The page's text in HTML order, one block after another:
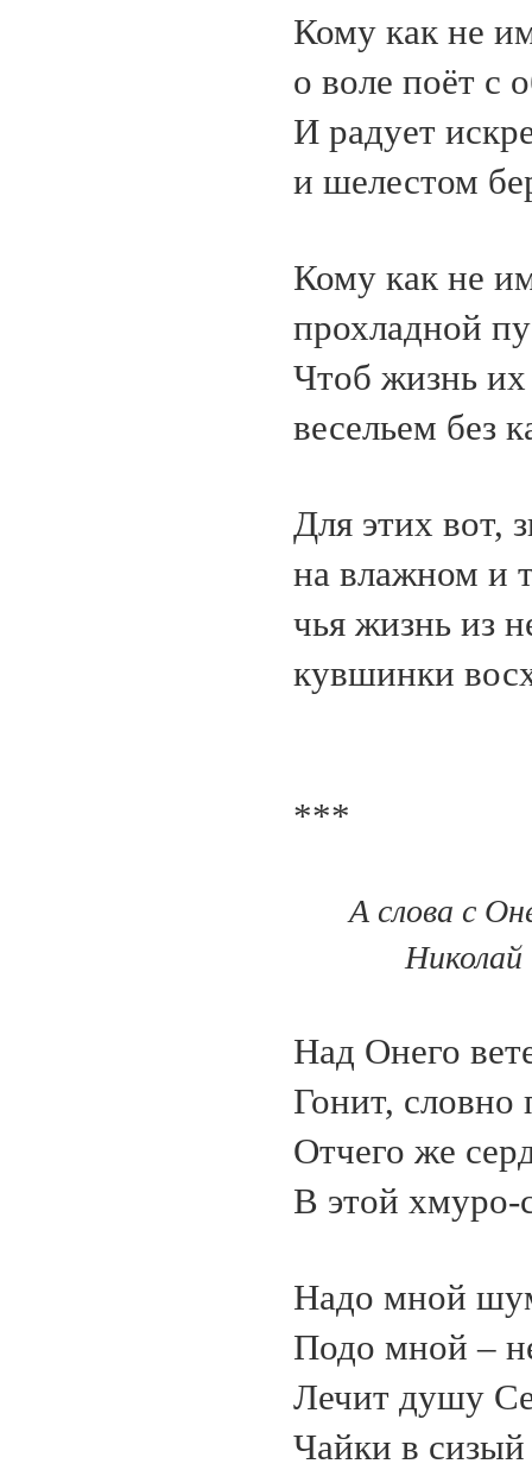
Кому как не
о воле поёт с
И радует
и шелестом
Кому как не
прохладной
Чтоб жизнь их
весельем без
Для этих вот,
на влажном и
чья жизнь из
кувшинки
***
А слова с
Николай
Над Онего
Гонит, словно
Отчего же
В этой хмуро-
Надо мной
Подо мной –
Лечит душу
Чайки в